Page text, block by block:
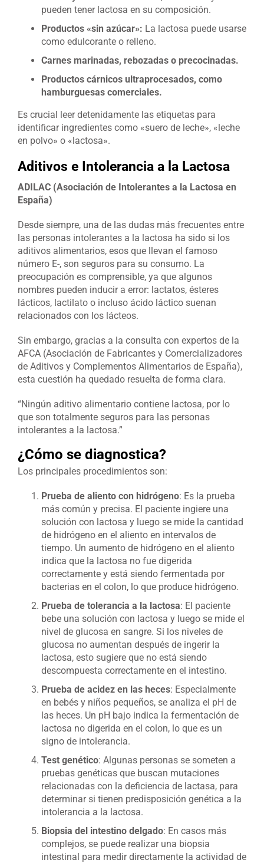
pueden tener lactosa en su composición.
Productos «sin azúcar»: La lactosa puede usarse
como edulcorante o relleno.
Carnes marinadas, rebozadas o precocinadas.
Productos cárnicos ultraprocesados, como
hamburguesas comerciales.
Es crucial leer detenidamente las etiquetas para
identificar ingredientes como «suero de leche», «leche
en polvo» o «lactosa».
Aditivos e Intolerancia a la Lactosa
ADILAC (Asociación de Intolerantes a la Lactosa en
España)
Desde siempre, una de las dudas más frecuentes entre
las personas intolerantes a la lactosa ha sido si los
aditivos alimentarios, esos que llevan el famoso
número E-, son seguros para su consumo. La
preocupación es comprensible, ya que algunos
nombres pueden inducir a error: lactatos, ésteres
lácticos, lactilato o incluso ácido láctico suenan
relacionados con los lácteos.
Sin embargo, gracias a la consulta con expertos de la
AFCA (Asociación de Fabricantes y Comercializadores
de Aditivos y Complementos Alimentarios de España),
esta cuestión ha quedado resuelta de forma clara.
“Ningún aditivo alimentario contiene lactosa, por lo
que son totalmente seguros para las personas
intolerantes a la lactosa.”
¿Cómo se diagnostica?
Los principales procedimientos son:
Prueba de aliento con hidrógeno: Es la prueba
más común y precisa. El paciente ingiere una
solución con lactosa y luego se mide la cantidad
de hidrógeno en el aliento en intervalos de
tiempo. Un aumento de hidrógeno en el aliento
indica que la lactosa no fue digerida
correctamente y está siendo fermentada por
bacterias en el colon, lo que produce hidrógeno.
Prueba de tolerancia a la lactosa: El paciente
bebe una solución con lactosa y luego se mide el
nivel de glucosa en sangre. Si los niveles de
glucosa no aumentan después de ingerir la
lactosa, esto sugiere que no está siendo
descompuesta correctamente en el intestino.
Prueba de acidez en las heces: Especialmente
en bebés y niños pequeños, se analiza el pH de
las heces. Un pH bajo indica la fermentación de
lactosa no digerida en el colon, lo que es un
signo de intolerancia.
Test genético: Algunas personas se someten a
pruebas genéticas que buscan mutaciones
relacionadas con la deficiencia de lactasa, para
determinar si tienen predisposición genética a la
intolerancia a la lactosa.
Biopsia del intestino delgado: En casos más
complejos, se puede realizar una biopsia
intestinal para medir directamente la actividad de